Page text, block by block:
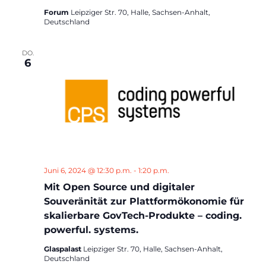
Forum Leipziger Str. 70, Halle, Sachsen-Anhalt,
Deutschland
DO.
6
Mit Open Source und digitaler
Souveränität zur Plattformökonomie für
skalierbare GovTech-Produkte – coding.
powerful. systems.
Juni 6, 2024 @ 12:30 p.m. - 1:20 p.m.
Glaspalast Leipziger Str. 70, Halle, Sachsen-Anhalt,
Deutschland